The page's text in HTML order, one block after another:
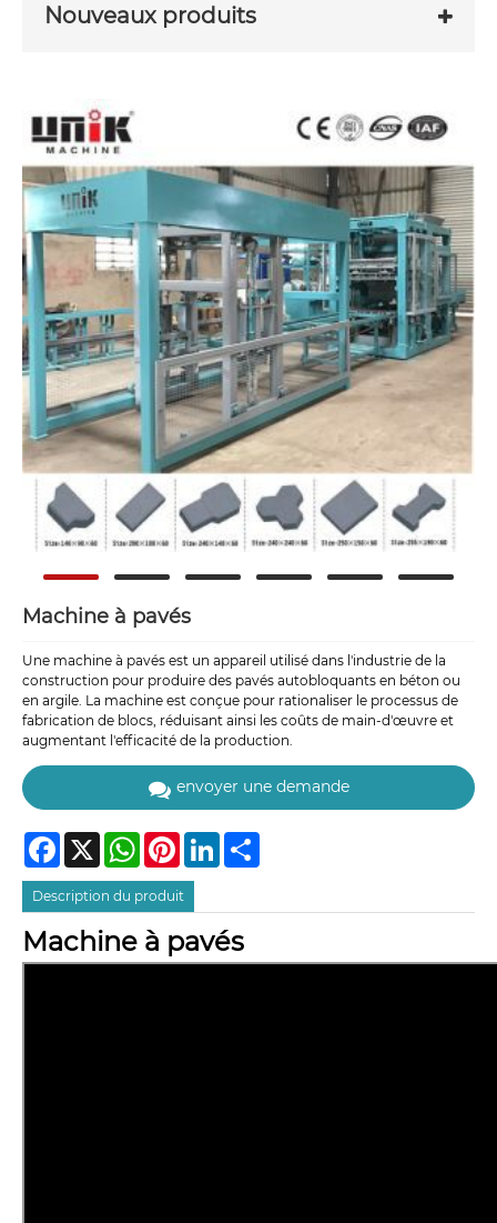
Nouveaux produits
Machine à pavés
Une machine à pavés est un appareil utilisé dans l'industrie de la
construction pour produire des pavés autobloquants en béton ou
en argile. La machine est conçue pour rationaliser le processus de
fabrication de blocs, réduisant ainsi les coûts de main-d'œuvre et
augmentant l'efficacité de la production.
envoyer une demande
Facebook
X WhatsAppPinterestLinkedIn
Description du produit
Machine à pavés